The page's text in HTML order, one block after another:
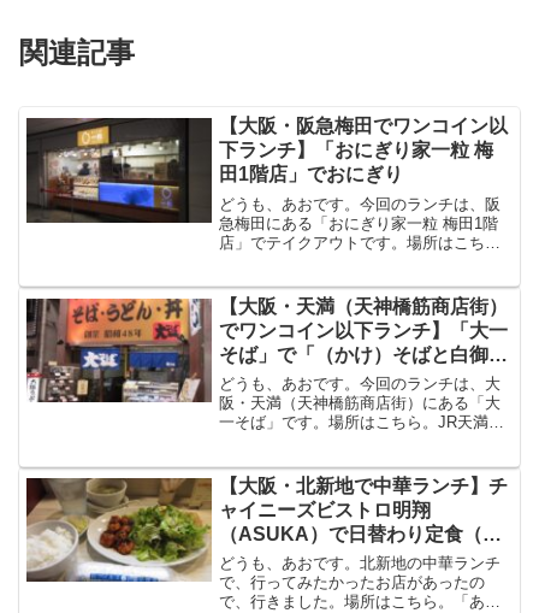
関連記事
【大阪・阪急梅田でワンコイン以
下ランチ】「おにぎり家一粒 梅
田1階店」でおにぎり
どうも、あおです。今回のランチは、阪
急梅田にある「おにぎり家一粒 梅田1階
店」でテイクアウトです。場所はこち
車乗らない人なので、少し迷いましたど
れにしようか迷います鮭...
【大阪・天満（天神橋筋商店街）
でワンコイン以下ランチ】「大一
そば」で「（かけ）そばと白御
飯」
どうも、あおです。今回のランチは、大
阪・天満（天神橋筋商店街）にある「大
一そば」です。場所はこちら。JR天満か
るみたいですね。店頭のメニュー。リー
ズナブルです。全品持ち帰...
【大阪・北新地で中華ランチ】チ
ャイニーズビストロ明翔
（ASUKA）で日替わり定食（海
老チリ）レビュー（毒舌注意）
どうも、あおです。北新地の中華ランチ
で、行ってみたかったお店があったの
で、行きました。場所はこちら。「あす